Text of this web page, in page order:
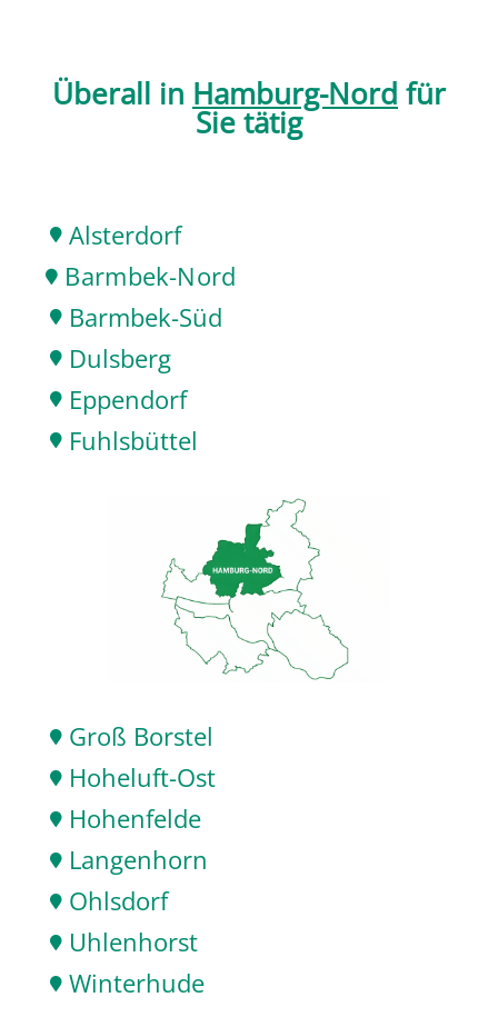
Überall in Hamburg-Nord für
Sie tätig
 Alsterdorf
 Barmbek-Nord
 Barmbek-Süd
 Dulsberg
 Eppendorf
 Fuhlsbüttel
 Groß Borstel
 Hoheluft-Ost
 Hohenfelde
 Langenhorn
 Ohlsdorf
 Uhlenhorst
 Winterhude